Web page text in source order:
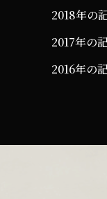
2018年の
2017年の
2016年の